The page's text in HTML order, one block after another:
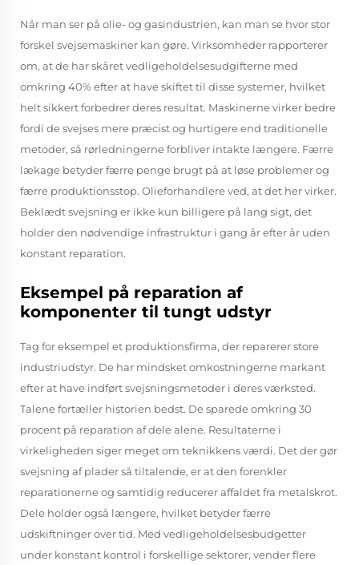
Når man ser på olie- og gasindustrien, kan man se hvor stor
forskel svejsemaskiner kan gøre. Virksomheder rapporterer
om, at de har skåret vedligeholdelsesudgifterne med
omkring 40% efter at have skiftet til disse systemer, hvilket
helt sikkert forbedrer deres resultat. Maskinerne virker bedre
fordi de svejses mere præcist og hurtigere end traditionelle
metoder, så rørledningerne forbliver intakte længere. Færre
lækage betyder færre penge brugt på at løse problemer og
færre produktionsstop. Olieforhandlere ved, at det her virker.
Beklædt svejsning er ikke kun billigere på lang sigt, det
holder den nødvendige infrastruktur i gang år efter år uden
konstant reparation.
Eksempel på reparation af
komponenter til tungt udstyr
Tag for eksempel et produktionsfirma, der reparerer store
industriudstyr. De har mindsket omkostningerne markant
efter at have indført svejsningsmetoder i deres værksted.
Talene fortæller historien bedst. De sparede omkring 30
procent på reparation af dele alene. Resultaterne i
virkeligheden siger meget om teknikkens værdi. Det der gør
svejsning af plader så tiltalende, er at den forenkler
reparationerne og samtidig reducerer affaldet fra metalskrot.
Dele holder også længere, hvilket betyder færre
udskiftninger over tid. Med vedligeholdelsesbudgetter
under konstant kontrol i forskellige sektorer, vender flere